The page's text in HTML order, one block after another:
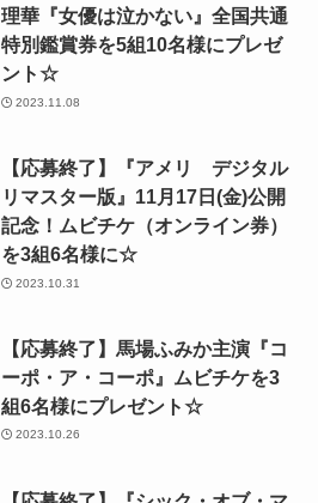
理華『女優は泣かない』全国共通
特別鑑賞券を5組10名様にプレゼ
ント☆
2023.11.08
【応募終了】『アメリ デジタル
リマスター版』11月17日(金)公開
記念！ムビチケ（オンライン券）
を3組6名様に☆
2023.10.31
【応募終了】馬場ふみか主演『コ
ーポ・ア・コーポ』ムビチケを3
組6名様にプレゼント☆
2023.10.26